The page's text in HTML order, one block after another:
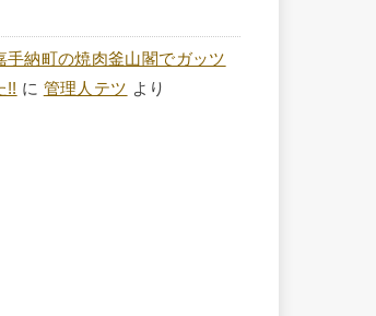
手納町の焼肉釜山閣でガッツ
!! に 管理人テツ より